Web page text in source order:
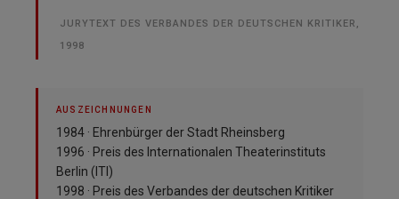
JURYTEXT DES VERBANDES DER DEUTSCHEN KRITIKER,
1998
AUSZEICHNUNGEN
1984 · Ehrenbürger der Stadt Rheinsberg
1996 · Preis des Internationalen Theaterinstituts
Berlin (ITI)
1998 · Preis des Verbandes der deutschen Kritiker